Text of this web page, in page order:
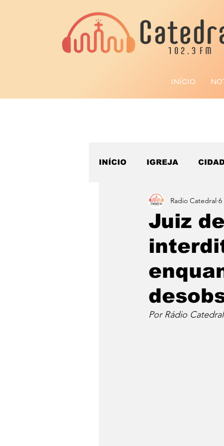
INÍCIO
INÍCIO IGREJA
ESPORTE
Juiz
Radio Catedral 6
Por Rádio Catedral